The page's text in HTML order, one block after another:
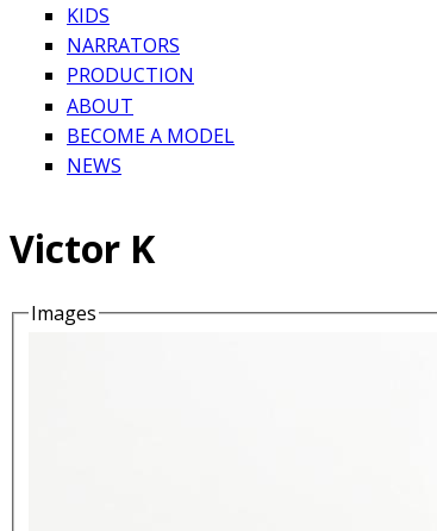
KIDS
NARRATORS
PRODUCTION
ABOUT
BECOME A MODEL
NEWS
Victor K
Images